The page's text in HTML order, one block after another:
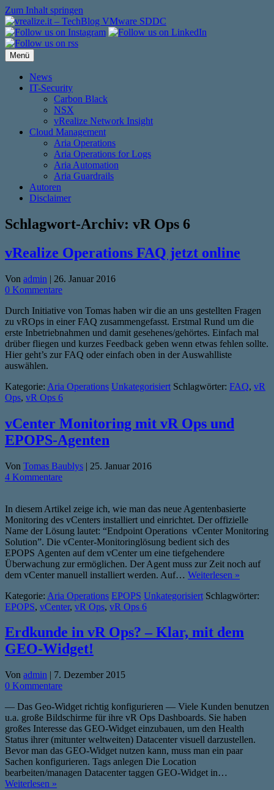
Zum Inhalt springen
Menü
News
IT-Security
Carbon Black
NSX
vRealize Network Insight
Cloud Management
Aria Operations
Aria Operations for Logs
Aria Automation
Aria Guardrails
Autoren
Disclaimer
Schlagwort-Archiv: vR Ops 6
vRealize Operations FAQ jetzt online
Von admin | 26. Januar 2016
0 Kommentare
Durch Initiative von Tomas haben wir die an uns gestellten Fragen
zu vROps in einer FAQ zusammengefasst. Erstmal Rund um die
erste Inbetriebnahmen und damit gesehenes/gehörtes. Einfach mal
drüber fliegen und kurzes Feedback geben wenn etwas fehlen sollte.
Hier geht’s zur FAQ oder einfach oben in der Auswahlliste
auswählen.
Kategorie: Aria Operations Unkategorisiert Schlagwörter: FAQ, vR
Ops, vR Ops 6
vCenter Monitoring mit vR Ops und
EPOPS-Agenten
Von Tomas Baublys | 25. Januar 2016
4 Kommentare
In diesem Artikel zeige ich, wie man das neue Agentenbasierte
Monitoring des vCenters installiert und einrichtet. Der offizielle
Name der Lösung lautet: “Endpoint Operations vCenter Monitoring
Solution”. Die vCenter-Monitoringlösung bedient sich des
EPOPS Agenten auf dem vCenter um eine tiefgehendere
Überwachung zur ermöglichen. Der Agent muss zur Zeit noch auf
dem vCenter manuell installiert werden. Auf… Weiterlesen »
Kategorie: Aria Operations EPOPS Unkategorisiert Schlagwörter:
EPOPS, vCenter, vR Ops, vR Ops 6
Erdkunde in vR Ops? – Klar, mit dem
GEO-Widget!
Von admin | 7. Dezember 2015
0 Kommentare
— Das Geo-Widget richtig konfigurieren — Viele Kunden benutzen
u.a. große Bildschirme für ihre vR Ops Dashboards. Sie haben
großes Interesse das GEO-Widget einzubauen, um den Health
Status ihrer (mitunter weltweiten) Datacenter visuell darzustellen.
Bevor man das GEO-Widget nutzen kann, muss man ein paar
Sachen konfigurieren. Tags anlegen Die Location
bearbeiten/managen Datacenter taggen GEO-Widget in…
Weiterlesen »